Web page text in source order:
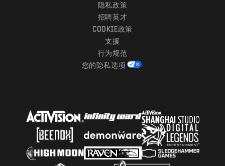
隐私政策
招聘英才
COOKIE政策
支援
行为规范
您的隐私选项